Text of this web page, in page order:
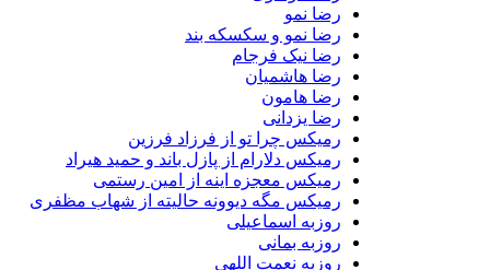
رضا نمو
رضا نمو و سکسکه بند
رضا نیک فرجام
رضا هاشمیان
رضا هامون
رضا یزدانی
رمیکس چرا تو از فرزاد فرزین
رمیکس دلارام از پازل باند و حمید هیراد
رمیکس معجزه اینه از امین رستمی
رمیکس مگه دیوونه حالیته از شهاب مظفری
روزبه اسماعیلی
روزبه بمانی
روزبه نعمت اللهی